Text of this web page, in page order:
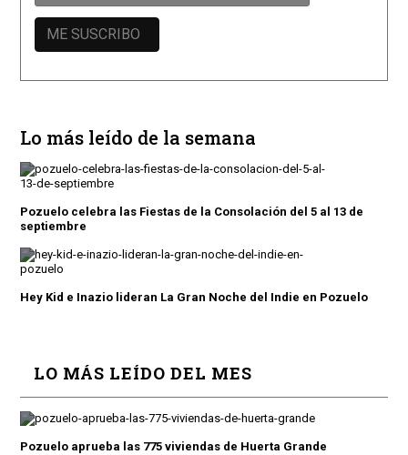
Lo más leído de la semana
Pozuelo celebra las Fiestas de la Consolación del 5 al 13 de
septiembre
Hey Kid e Inazio lideran La Gran Noche del Indie en Pozuelo
LO MÁS LEÍDO DEL MES
Pozuelo aprueba las 775 viviendas de Huerta Grande